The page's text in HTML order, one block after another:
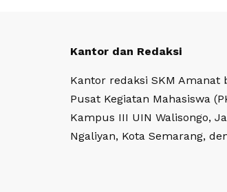
Kantor dan Redaksi
Kantor redaksi SKM Amanat
Pusat Kegiatan Mahasiswa
Kampus III UIN Walisongo,
Ngaliyan, Kota Semarang,